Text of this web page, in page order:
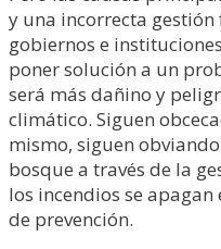
y una incorrecta
gobiernos e
poner solución a un
será más dañino y
climático. Siguen
mismo, siguen
bosque a través de la
los incendios se
de prevención.